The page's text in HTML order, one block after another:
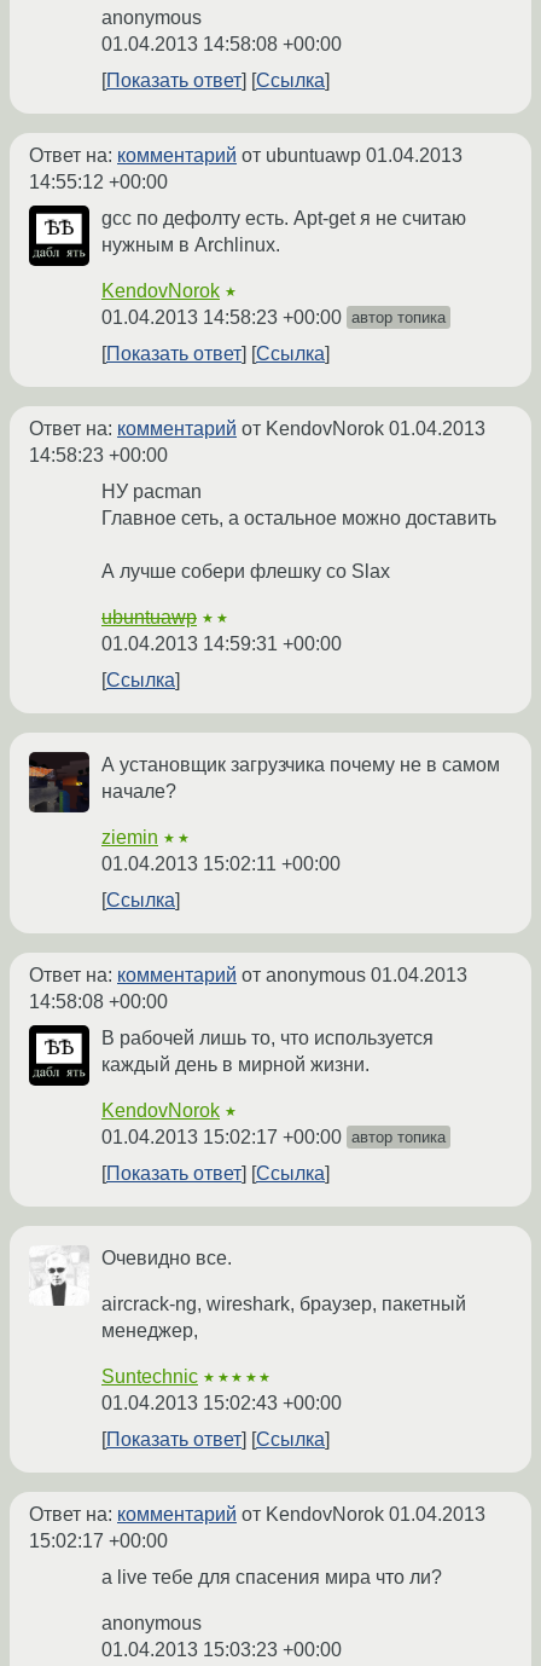
anonymous
01.04.2013 14:58:08 +00:00
Показать ответ
Ссылка
Ответ на: комментарий от ubuntuawp 01.04.2013
14:55:12 +00:00
gcc по дефолту есть. Apt-get я не считаю
нужным в Archlinux.
KendovNorok ★
01.04.2013 14:58:23 +00:00 автор топика
Показать ответ Ссылка
Ответ на: комментарий от KendovNorok 01.04.2013
14:58:23 +00:00
НУ pacman
Главное сеть, а остальное можно доставить
А лучше собери флешку со Slax
ubuntuawp ★★
01.04.2013 14:59:31 +00:00
Ссылка
А установщик загрузчика почему не в самом
начале?
ziemin ★★
01.04.2013 15:02:11 +00:00
Ссылка
Ответ на: комментарий от anonymous 01.04.2013
14:58:08 +00:00
В рабочей лишь то, что используется
каждый день в мирной жизни.
KendovNorok ★
01.04.2013 15:02:17 +00:00 автор топика
Показать ответ Ссылка
Очевидно все.
aircrack-ng, wireshark, браузер, пакетный
менеджер,
Suntechnic ★★★★★
01.04.2013 15:02:43 +00:00
Показать ответ
Ссылка
Ответ на: комментарий от KendovNorok 01.04.2013
15:02:17 +00:00
а live тебе для спасения мира что ли?
anonymous
01.04.2013 15:03:23 +00:00